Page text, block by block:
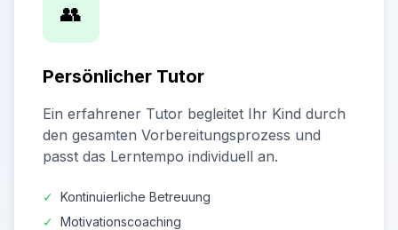
👥
Persönlicher Tutor
Ein erfahrener Tutor begleitet Ihr Kind durch
den gesamten Vorbereitungsprozess und
passt das Lerntempo individuell an.
✓ Kontinuierliche Betreuung
✓ Motivationscoaching